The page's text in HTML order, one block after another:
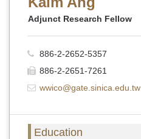
Adjunct Research Fellow
886-2-2652-5357
886-2-2651-7261
wwico@gate.sinica.edu.tw
Education